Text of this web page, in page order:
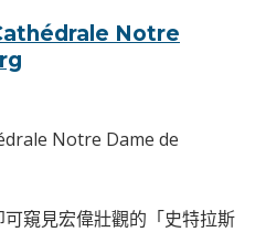
Notre
Notre Dame de
窺見宏偉壯觀的「史特拉斯